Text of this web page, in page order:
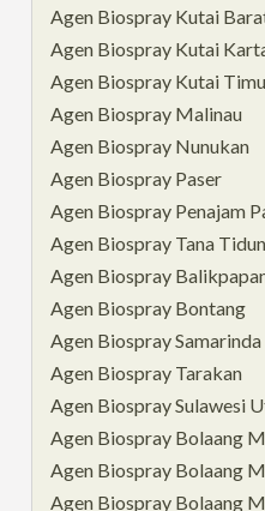
Agen Biospray Kutai
Agen Biospray Kutai
Agen Biospray Kutai
Agen Biospray Malinau
Agen Biospray Nunukan
Agen Biospray Paser
Agen Biospray Penajam
Agen Biospray Tana
Agen Biospray
Agen Biospray Bontang
Agen Biospray Samarinda
Agen Biospray Tarakan
Agen Biospray Sulawesi
Agen Biospray Bolaang
Agen Biospray Bolaang
Agen Biospray Bolaang